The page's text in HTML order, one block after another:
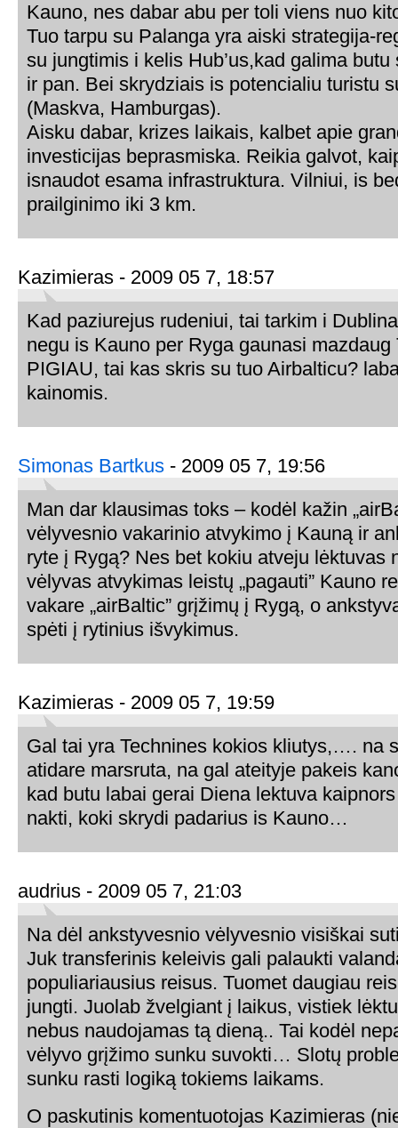
Kauno, nes dabar abu per toli viens nuo
Tuo tarpu su Palanga yra aiski strategija-
su jungtimis i kelis Hub’us,kad galima
ir pan. Bei skrydziais is potencialiu turistu
(Maskva, Hamburgas).
Aisku dabar, krizes laikais, kalbet apie
investicijas beprasmiska. Reikia galvot,
isnaudot esama infrastruktura. Vilniui, is
prailginimo iki 3 km.
Kazimieras - 2009 05 7, 18:57
Kad paziurejus rudeniui, tai tarkim i
negu is Kauno per Ryga gaunasi
PIGIAU, tai kas skris su tuo Airbalticu?
kainomis.
Simonas Bartkus - 2009 05 7, 19:56
Man dar klausimas toks – kodėl kažin
vėlyvesnio vakarinio atvykimo į Kauną ir
ryte į Rygą? Nes bet kokiu atveju lėktuvas
vėlyvas atvykimas leistų „pagauti” Kauno
vakare „airBaltic” grįžimų į Rygą, o
spėti į rytinius išvykimus.
Kazimieras - 2009 05 7, 19:59
Gal tai yra Technines kokios kliutys,…. na
atidare marsruta, na gal ateityje pakeis
kad butu labai gerai Diena lektuva
nakti, koki skrydi padarius is Kauno…
audrius - 2009 05 7, 21:03
Na dėl ankstyvesnio vėlyvesnio visiškai
Juk transferinis keleivis gali palaukti
populiariausius reisus. Tuomet daugiau
jungti. Juolab žvelgiant į laikus, vistiek
nebus naudojamas tą dieną.. Tai kodėl
vėlyvo grįžimo sunku suvokti… Slotų
sunku rasti logiką tokiems laikams.
O paskutinis komentuotojas Kazimieras